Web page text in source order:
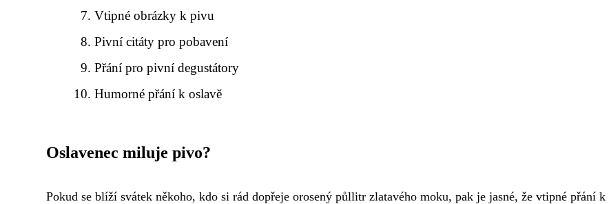
Vtipné obrázky k pivu
Pivní citáty pro pobavení
Přání pro pivní degustátory
Humorné přání k oslavě
Oslavenec miluje pivo?
Pokud se blíží svátek někoho, kdo si rád dopřeje orosený půllitr zlatavého moku, pak je jasné, že vtipné přání k